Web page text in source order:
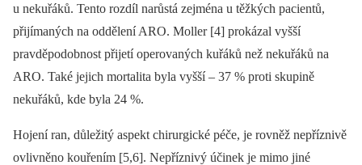
u nekuřáků. Tento rozdíl narůstá zejména u těžkých pacientů,
přijímaných na oddělení ARO. Moller [4] prokázal vyšší
pravděpodobnost přijetí operovaných kuřáků než nekuřáků na
ARO. Také jejich mortalita byla vyšší –⁠ 37 % proti skupině
nekuřáků, kde byla 24 %.
Hojení ran, důležitý aspekt chirurgické péče, je rovněž nepříznivě
ovlivněno kouřením [5,6]. Nepříznivý účinek je mimo jiné